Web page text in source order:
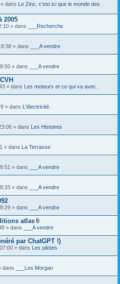
s
)
o
i
n
t
s
i
s
)
i
(
s
dans Le Zinc, c'est ici que le monde des
2005
» dans ___Recherche
» dans ___A vendre
» dans ___A vendre
» dans Les moteurs et ce qui va avec.
» dans L'électricité.
» dans Les Histoires
» dans La Terrasse
» dans ___A vendre
» dans ___A vendre
» dans ___A vendre
atlas
F
c
h
i
e
(
» dans ___A vendre
par ChatGPT !)
» dans Les pilotes
dans ___Les Morgan